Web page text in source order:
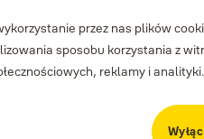
przez nas plików
sposobu korzystania z
reklamy i analityki.